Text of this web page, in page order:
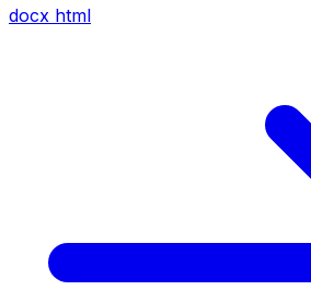
docx html